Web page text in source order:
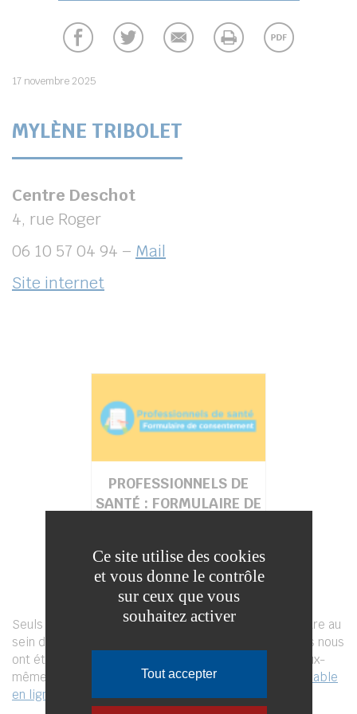
17 novembre 2025
MYLÈNE TRIBOLET
Centre Deschot
4, rue Roger
06 10 57 04 94 – Mail
Site internet
PROFESSIONNELS DE
SANTÉ : FORMULAIRE DE
Seuls les professionnels de santé souhaitant apparaître au
sein de l’annuaire en ligne y figurent. Les coordonnées nous
ont été transmises par les professionnels de santé eux-
mêmes via
le formulaire de consentement téléchargeable
en ligne
Ce site utilise des cookies
et vous donne le contrôle
sur ceux que vous
souhaitez activer
Tout accepter